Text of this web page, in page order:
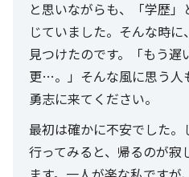
と思いながらも、「学歴
じていました。そんな時
見つけたのです。「もう
更…。」そんな風に思う人
勇志に来てください。
最初は確かに不安でした
行ってみると、帰るのが寂